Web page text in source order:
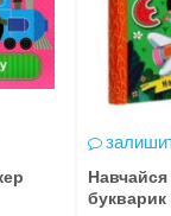
букварик